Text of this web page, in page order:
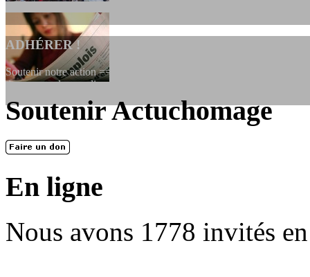
ADHÉRER !
Soutenir notre action ==> Si vous souhaitez adhérer à
dessous, en le remplissant et en...
En 2004, une dizaine de personnes contribuèrent au lancement de
Soutenir Actuchomage
En ligne
Nous avons 1778 invités